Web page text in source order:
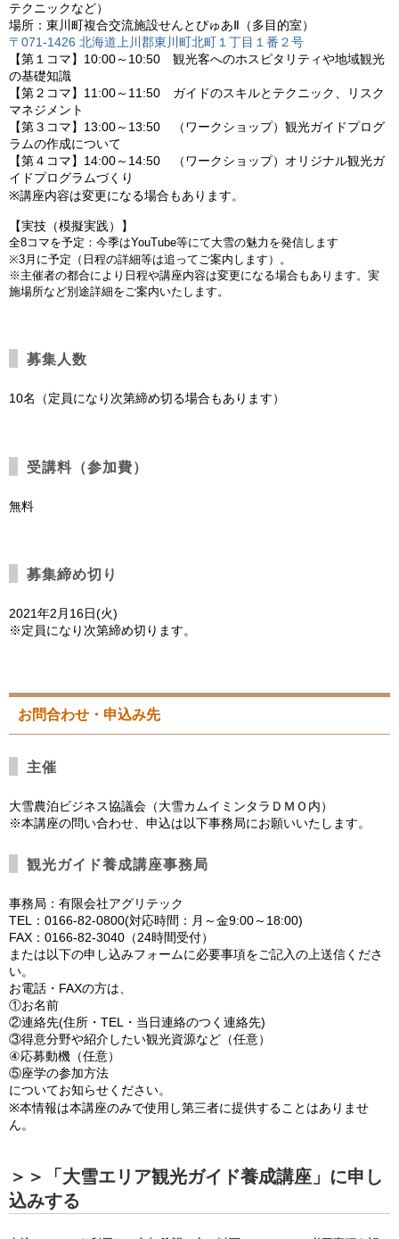
テクニックなど）
場所：東川町複合交流施設せんとぴゅあⅡ（多目的室）
〒071-1426 北海道上川郡東川町北町１丁目１番２号
【第１コマ】10:00～10:50 観光客へのホスピタリティや地域観光
の基礎知識
【第２コマ】11:00～11:50 ガイドのスキルとテクニック、リスク
マネジメント
【第３コマ】13:00～13:50 （ワークショップ）観光ガイドプログ
ラムの作成について
【第４コマ】14:00～14:50 （ワークショップ）オリジナル観光ガ
イドプログラムづくり
※講座内容は変更になる場合もあります。
【実技（模擬実践）】
全8コマを予定：今季はYouTube等にて大雪の魅力を発信します
※3月に予定（日程の詳細等は追ってご案内します）。
※主催者の都合により日程や講座内容は変更になる場合もあります。実
施場所など別途詳細をご案内いたします。
募集人数
10名（定員になり次第締め切る場合もあります）
受講料（参加費）
無料
募集締め切り
2021年2月16日(火)
※定員になり次第締め切ります。
お問合わせ・申込み先
主催
大雪農泊ビジネス協議会（大雪カムイミンタラＤＭＯ内）
※本講座の問い合わせ、申込は以下事務局にお願いいたします。
観光ガイド養成講座事務局
事務局：有限会社アグリテック
TEL：0166-82-0800(対応時間：月～金9:00～18:00)
FAX：0166-82-3040（24時間受付）
または以下の申し込みフォームに必要事項をご記入の上送信くださ
い。
お電話・FAXの方は、
①お名前
②連絡先(住所・TEL・当日連絡のつく連絡先)
③得意分野や紹介したい観光資源など（任意）
④応募動機（任意）
⑤座学の参加方法
についてお知らせください。
※本情報は本講座のみで使用し第三者に提供することはありませ
ん。
＞＞「大雪エリア観光ガイド養成講座」に申し
込みする